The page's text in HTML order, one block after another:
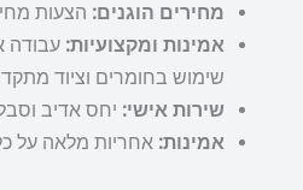
מחירים הוגנים: הצעות
אמינות ומקצועיות: עבודה
שימוש בחומרים וציוד
שירות אישי: יחס אדיב
אמינות: אחריות מלאה על